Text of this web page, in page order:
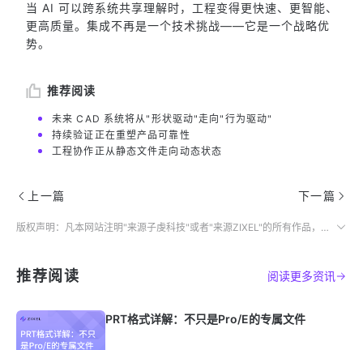
当 AI 可以跨系统共享理解时，工程变得更快速、更智能、
更高质量。集成不再是一个技术挑战——它是一个战略优
势。
推荐阅读
未来 CAD 系统将从"形状驱动"走向"行为驱动"
持续验证正在重塑产品可靠性
工程协作正从静态文件走向动态状态
上一篇 下一篇
版权声明：凡本网站注明"来源子虔科技"或者"来源ZIXEL"的所有作品，均为本网站合法拥有版权的作品，未经本网站授权，任何媒体、网站、个人不得转载、链接、转帖或以其他方式使用。
推荐阅读 阅读更多资讯
PRT格式详解：不只是Pro/E的专属文件